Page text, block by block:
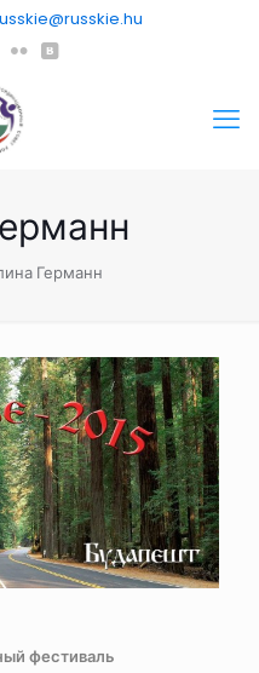
Германн
фестиваль